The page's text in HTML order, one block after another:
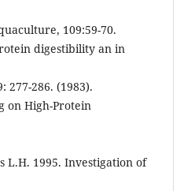
109:59-70.
digestibility an in
286. (1983).
on High-Protein
L.H. 1995. Investigation of